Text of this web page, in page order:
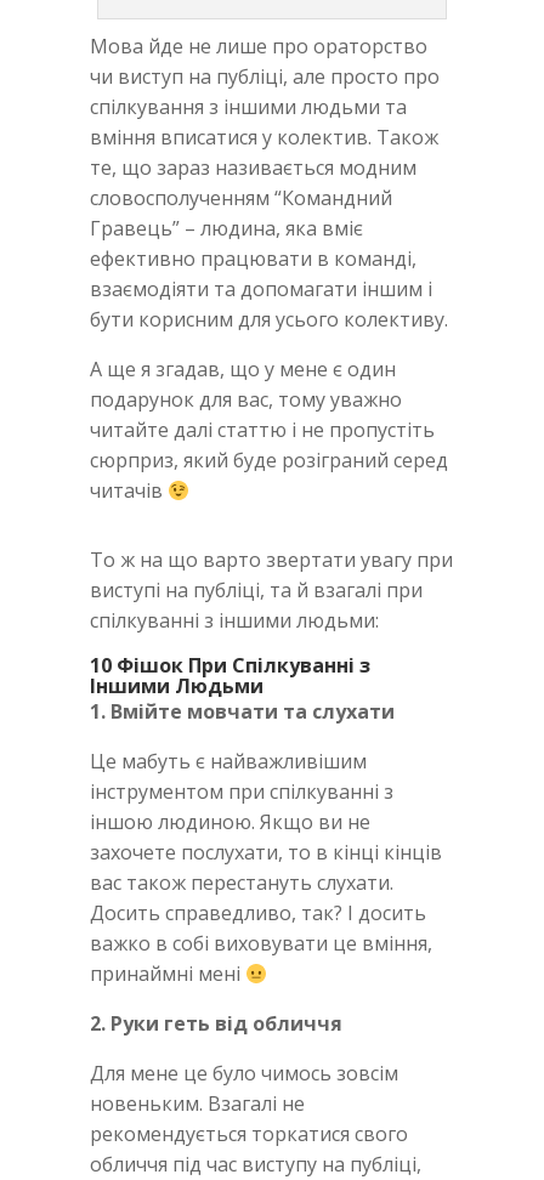
Мова йде не лише про ораторство
чи виступ на публіці, але просто про
спілкування з іншими людьми та
вміння вписатися у колектив. Також
те, що зараз називається модним
словосполученням “Командний
Гравець” – людина, яка вміє
ефективно працювати в команді,
взаємодіяти та допомагати іншим і
бути корисним для усього колективу.
А ще я згадав, що у мене є один
подарунок для вас, тому уважно
читайте далі статтю і не пропустіть
сюрприз, який буде розіграний серед
читачів
То ж на що варто звертати увагу при
виступі на публіці, та й взагалі при
спілкуванні з іншими людьми:
10 Фішок При Спілкуванні з
Іншими Людьми
1. Вмійте мовчати та слухати
Це мабуть є найважливішим
інструментом при спілкуванні з
іншою людиною. Якщо ви не
захочете послухати, то в кінці кінців
вас також перестануть слухати.
Досить справедливо, так? І досить
важко в собі виховувати це вміння,
принаймні мені
2. Руки геть від обличчя
Для мене це було чимось зовсім
новеньким. Взагалі не
рекомендується торкатися свого
обличчя під час виступу на публіці,